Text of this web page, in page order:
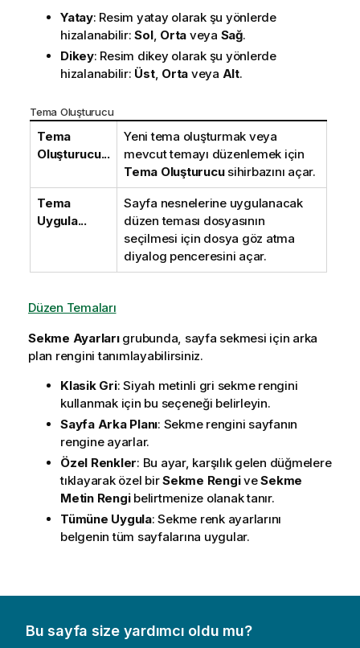
Yatay: Resim yatay olarak şu yönlerde
hizalanabilir:Sol, Orta veya Sağ.
Dikey: Resim dikey olarak şu yönlerde
hizalanabilir: Üst, Orta veya Alt.
Tema Oluşturucu
Tema
Oluşturucu...
Yeni tema oluşturmak veya
mevcut temayı düzenlemek için
Tema Oluşturucusihirbazını açar.
Tema
Uygula...
Sayfa nesnelerine uygulanacak
düzen teması dosyasının
seçilmesi için dosya göz atma
diyalog penceresini açar.
Düzen Temaları
Sekme Ayarlarıgrubunda, sayfa sekmesi için arka
plan rengini tanımlayabilirsiniz.
Klasik Gri: Siyah metinli gri sekme rengini
kullanmak için bu seçeneği belirleyin.
Sayfa Arka Planı: Sekme rengini sayfanın
rengine ayarlar.
Özel Renkler: Bu ayar, karşılık gelen düğmelere
tıklayarak özel birSekme RengiveSekme
Metin Rengibelirtmenize olanak tanır.
Tümüne Uygula: Sekme renk ayarlarını
belgenin tüm sayfalarına uygular.
Bu sayfa size yardımcı oldu mu?